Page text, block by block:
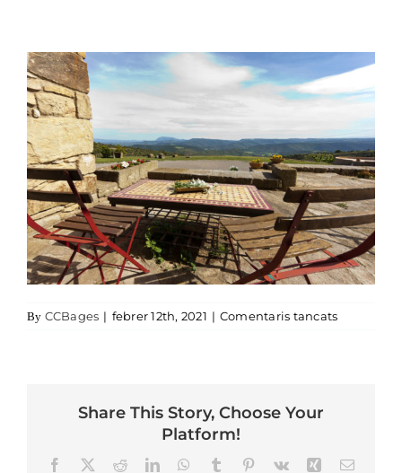
By CCBages | febrer 12th, 2021 | Comentaris tancatsa LES-
Share This Story, Choose Your
Platform!
FacebookRedditLinkedInWhatsApp
TumblrPinterest
Vk XingEmail